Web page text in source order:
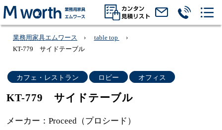
業務用家具エムワース
table top
KT-779 サイドテーブル
カフェ・レストラン ロビー オフィス
KT-779 サイドテーブル
メーカー：Proceed（プロシード）